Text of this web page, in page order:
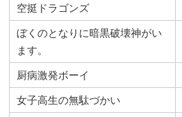
空挺ドラゴンズ
ぼくのとなりに暗黒破壊神がい
ます。
厨病激発ボーイ
女子高生の無駄づかい